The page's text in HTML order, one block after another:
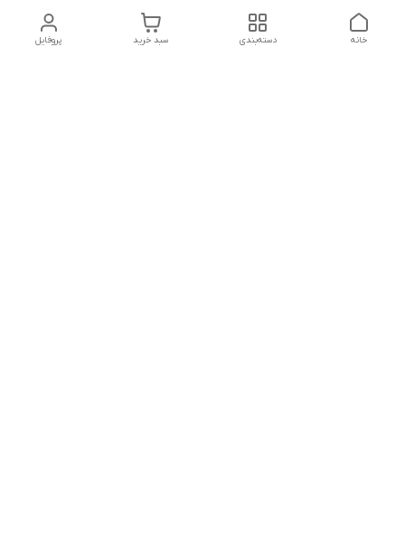
پروفایل سبد خرید دسته‌بندی خانه